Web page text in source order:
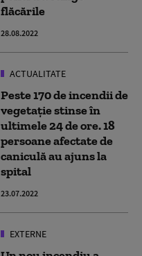
flăcările
28.08.2022
ACTUALITATE
Peste 170 de incendii de
vegetație stinse în
ultimele 24 de ore. 18
persoane afectate de
caniculă au ajuns la
spital
23.07.2022
EXTERNE